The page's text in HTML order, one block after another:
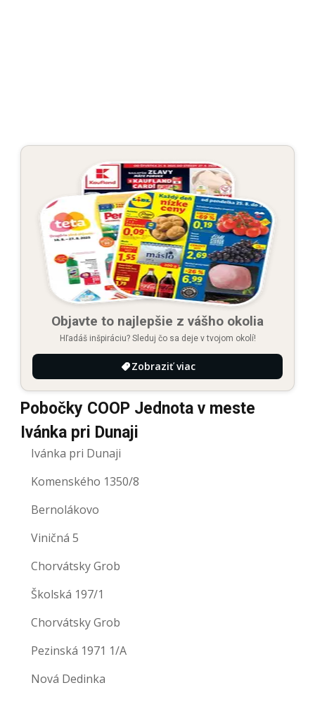
Objavte to najlepšie z vášho okolia
Hľadáš inšpiráciu? Sleduj čo sa deje v tvojom okolí!
Zobraziť viac
Pobočky COOP Jednota v meste
Ivánka pri Dunaji
Ivánka pri Dunaji
Komenského 1350/8
Bernolákovo
Viničná 5
Chorvátsky Grob
Školská 197/1
Chorvátsky Grob
Pezinská 1971 1/A
Nová Dedinka